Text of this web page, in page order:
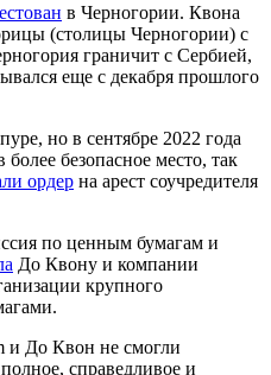
в Черногории. Квона
(столицы Черногории) с
граничит с Сербией,
еще с декабря прошлого
но в сентябре 2022 года
безопасное место, так
ордер на арест соучредителя
по ценным бумагам и
До Квону и компании
крупного
и До Квон не смогли
справедливое и